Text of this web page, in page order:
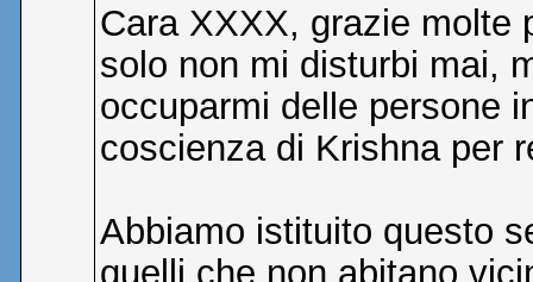
Cara XXXX, grazie molte
solo non mi disturbi mai,
occuparmi delle persone
coscienza di Krishna per
Abbiamo istituito questo
quelli che non abitano